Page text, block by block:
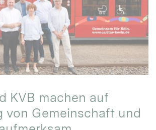
KVB machen auf
von Gemeinschaft und